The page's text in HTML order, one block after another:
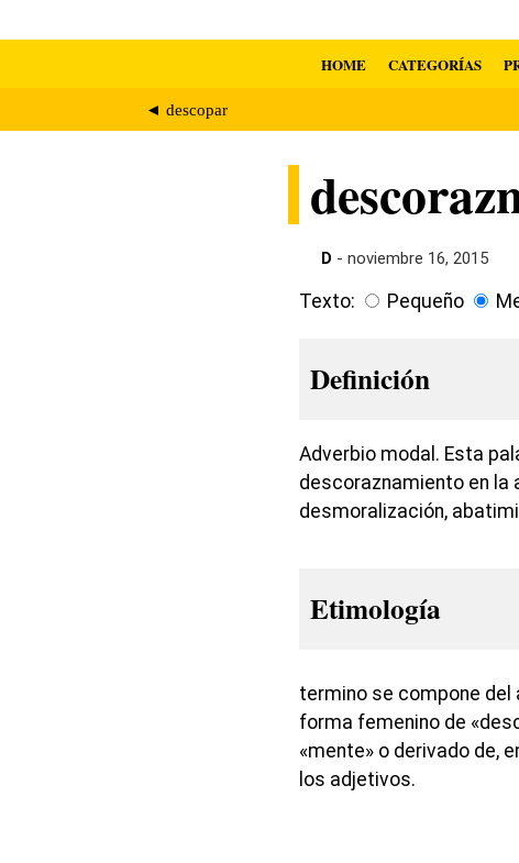
HOME CATEGORÍAS
◄ descopar
D - noviembre 16, 2015
Texto: Pequeño
Definición
Adverbio modal. Esta
descoraznamiento en
desmoralización,
Etimología
termino se compone
forma femenino de
«mente» o derivado de,
los adjetivos.